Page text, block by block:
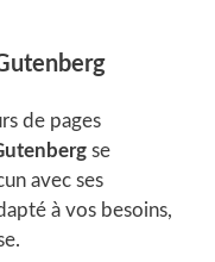
de pages
se
avec ses
à vos besoins,